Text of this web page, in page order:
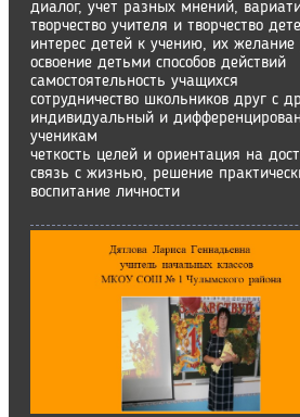
диалог, учет разных мнений,
творчество учителя и творчество
интерес детей к учению, их желание
освоение детьми способов действий
самостоятельность учащихся
сотрудничество школьников друг с
индивидуальный и
ученикам
четкость целей и ориентация на
связь с жизнью, решение
воспитание личности